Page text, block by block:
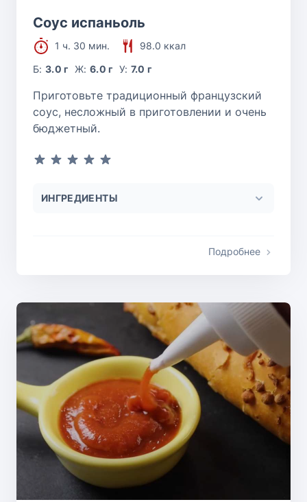
Соус испаньоль
1 ч. 30 мин.
98.0 ккал
Б:3.0 г Ж: 6.0 г У: 7.0 г
Приготовьте традиционный французский
соус, несложный в приготовлении и очень
бюджетный.
ИНГРЕДИЕНТЫ
Подробнее